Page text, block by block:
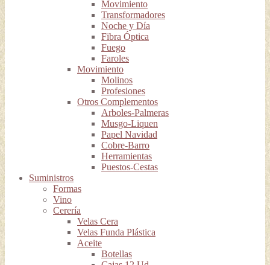
Movimiento
Transformadores
Noche y Día
Fibra Óptica
Fuego
Faroles
Movimiento
Molinos
Profesiones
Otros Complementos
Arboles-Palmeras
Musgo-Liquen
Papel Navidad
Cobre-Barro
Herramientas
Puestos-Cestas
Suministros
Formas
Vino
Cerería
Velas Cera
Velas Funda Plástica
Aceite
Botellas